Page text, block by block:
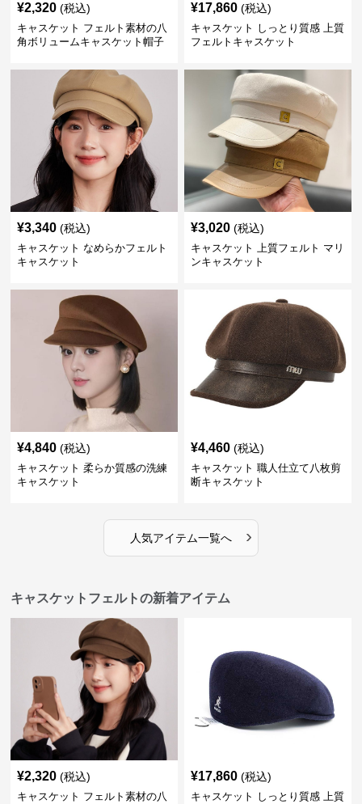
¥2,320 (税込)
キャスケット フェルト素材の八
角ボリュームキャスケット帽子
¥17,860 (税込)
キャスケット しっとり質感 上質
フェルトキャスケット
¥3,340 (税込)
キャスケット なめらかフェルト
キャスケット
¥3,020 (税込)
キャスケット 上質フェルト マリ
ンキャスケット
¥4,840 (税込)
キャスケット 柔らか質感の洗練
キャスケット
¥4,460 (税込)
キャスケット 職人仕立て八枚剪
断キャスケット
人気アイテム一覧へ ›
キャスケットフェルトの新着アイテム
¥2,320 (税込)
キャスケット フェルト素材の八
¥17,860 (税込)
キャスケット しっとり質感 上質